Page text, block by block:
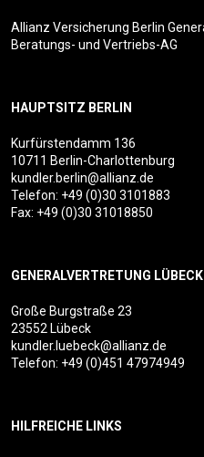
Allianz Versicherung Berlin
Beratungs- und Vertriebs-AG
HAUPTSITZ BERLIN
Kurfürstendamm 136
10711 Berlin-Charlottenburg
kundler.berlin@allianz.de
Telefon: +49 (0)30 3101883
Fax: +49 (0)30 31018850
GENERALVERTRETUNG LÜBECK
Große Burgstraße 23
23552 Lübeck
kundler.luebeck@allianz.de
Telefon: +49 (0)451 47974949
HILFREICHE LINKS